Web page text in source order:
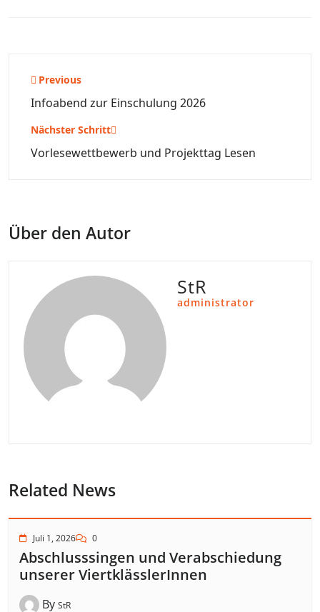
Beitragsnavigation
Previous
Infoabend zur Einschulung 2026
Nächster Schritt
Vorlesewettbewerb und Projekttag Lesen
Über den Autor
StR
administrator
Related News
Juli 1, 2026 0
Abschlusssingen und Verabschiedung
unserer ViertklässlerInnen
By StR